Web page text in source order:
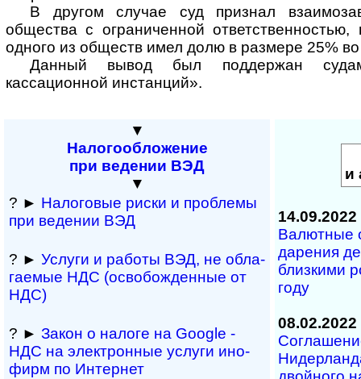
В другом случае суд признал
общества с ограниченной ответственностью,
одного из обществ имел долю в размере 25%
Данный вывод был поддержан
кассационной инстанций».
▼
Налогообложение
при ведении ВЭД
▼
? ► Налоговые риски и про­б­лемы
при веде­нии ВЭД
? ► Услуги и работы ВЭД, не обла­
га­е­мые НДС (осво­бож­ден­ные от
НДС)
? ► Закон о налоге на Google -
НДС на эле­к­т­рон­ные услуги ино­
фирм по Интернет
и
14.09.2022
Валютные
да­ре­ния
близ­ки­ми
году
08.02.2022